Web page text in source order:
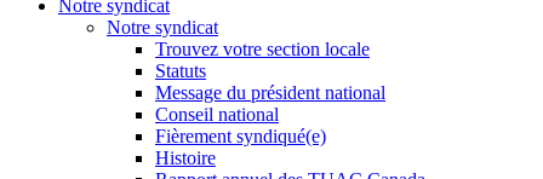
Notre syndicat
Notre syndicat
Trouvez votre section locale
Statuts
Message du président national
Conseil national
Fièrement syndiqué(e)
Histoire